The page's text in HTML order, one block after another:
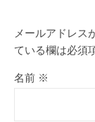
メールアドレス
ている欄は必須
名前 ※